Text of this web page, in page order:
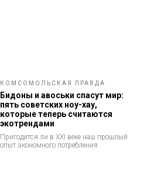
КОМСОМОЛЬСКАЯ ПРАВДА
Бидоны и авоськи спасут мир:
пять советских ноу-хау,
которые теперь считаются
экотрендами
Пригодится ли в XXI веке наш прошлый
опыт экономного потребления